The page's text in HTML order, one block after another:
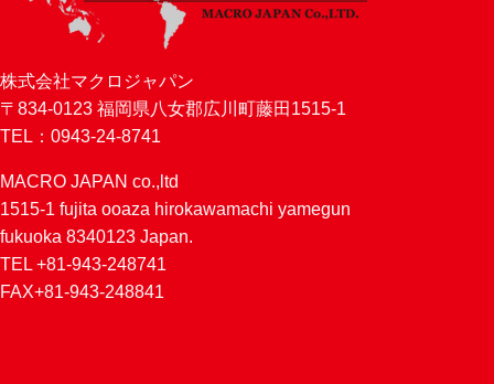
株式会社マクロジャパン
〒834-0123 福岡県八女郡広川町藤田1515-1
TEL：0943-24-8741
MACRO JAPAN co.,ltd
1515-1 fujita ooaza hirokawamachi yamegun
fukuoka 8340123 Japan.
TEL +81-943-248741
FAX+81-943-248841